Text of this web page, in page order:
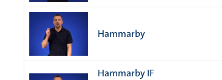
Hammarby
Hammarby IF